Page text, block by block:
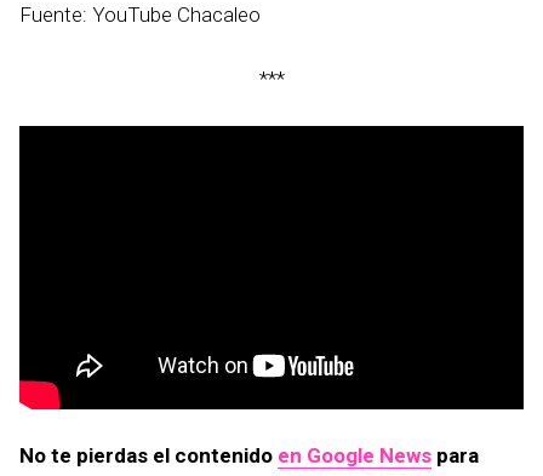
Fuente: YouTube Chacaleo
***
No te pierdas el contenido en Google News para